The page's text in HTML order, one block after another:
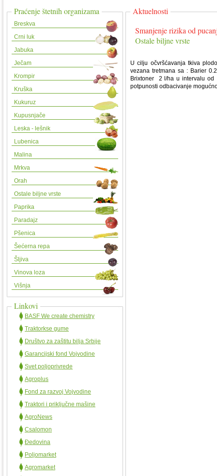
Praćenje štetnih organizama
Breskva
Crni luk
Jabuka
Ječam
Krompir
Kruška
Kukuruz
Kupusnjače
Leska - lešnik
Lubenica
Malina
Mrkva
Orah
Ostale biljne vrste
Paprika
Paradajz
Pšenica
Šećerna repa
Šljiva
Vinova loza
Višnja
Linkovi
BASF We create chemistry
Traktorkse gume
Društvo za zaštitu bilja Srbije
Garancijski fond Vojvodine
Svet poljoprivrede
Agroplus
Fond za razvoj Vojvodine
Traktori i priključne mašine
AgroNews
Csalomon
Đedovina
Poljomarket
Agromarket
Aktuelnosti
Smanjenje rizika od
Ostale biljne vrste
U cilju očvršćavanja tkiva
vezana tretmana sa : Barier
Brixtoner 2 l/ha u intervalu
potpunosti odbacivanje